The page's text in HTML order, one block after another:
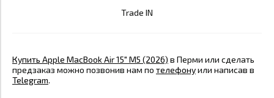
Trade IN
Купить Apple MacBook Air 15" M5 (2026) в Перми или сделать
предзаказ можно позвонив нам по телефонуили написав в
Telegram.